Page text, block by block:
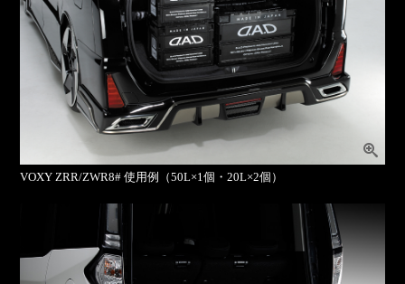
VOXY ZRR/ZWR8# 使用例（50L×1個・20L×2個）